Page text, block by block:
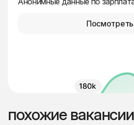
Посмотреть
похожие вакансии